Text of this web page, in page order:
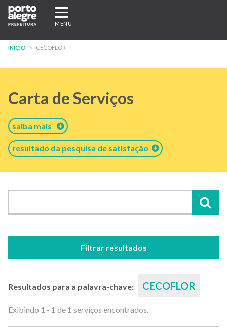
Pular
para
conteúdo
Expandir/recolher
navegação
MENU
INÍCIO CECOFLOR
Carta de Serviços
saiba mais
resultado da pesquisa de satisfação
Filtrar resultados
Resultados para a palavra-chave: CECOFLOR
Exibindo 1 - 1 de 1 serviços encontrados.